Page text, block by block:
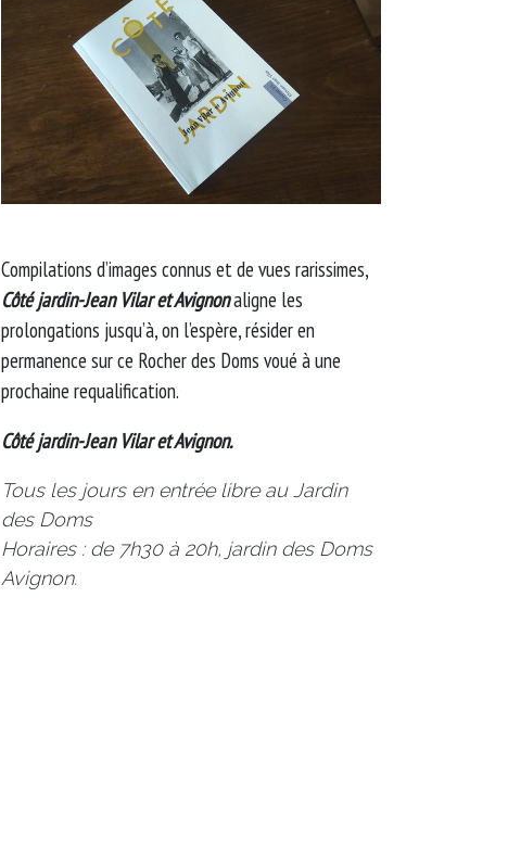
Compilations d’images connus et de vues rarissimes,
Côté jardin-Jean Vilar et Avignonaligne les
prolongations jusqu’à, on l’espère, résider en
permanence sur ce Rocher des Doms voué à une
prochaine requalification.
Côté jardin-Jean Vilar et Avignon.
Tous les jours en entrée libre au Jardin
des Doms
Horaires : de 7h30 à 20h, jardin des Doms
Avignon.